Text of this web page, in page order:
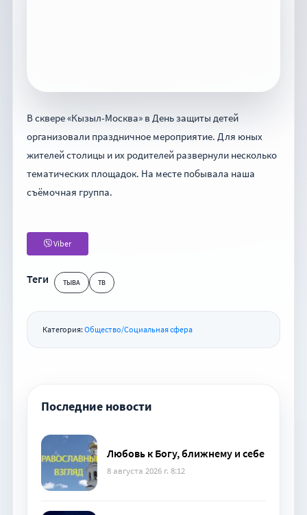
В сквере «Кызыл-Москва» в День защиты детей
организовали праздничное мероприятие. Для юных
жителей столицы и их родителей развернули несколько
тематических площадок. На месте побывала наша
съёмочная группа.
Viber
Теги ТЫВА ТВ
Категория: Общество/Социальная сфера
Последние новости
Любовь к Богу, ближнему и себе
8 августа 2026 г. 8:12